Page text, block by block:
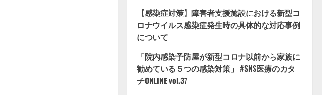
【感染症対策】障害者支援施設における新型コ
ロナウイルス感染症発生時の具体的な対応事例
について
「院内感染予防屋が新型コロナ以前から家族に
勧めている５つの感染対策」 #SNS医療のカタ
チONLINE vol.37